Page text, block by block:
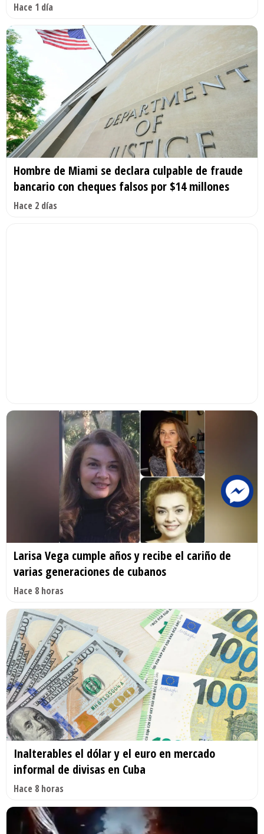
Hace 1 día
Hombre de Miami se declara culpable de fraude
bancario con cheques falsos por $14 millones
Hace 2 días
Larisa Vega cumple años y recibe el cariño de
varias generaciones de cubanos
Hace 8 horas
Inalterables el dólar y el euro en mercado
informal de divisas en Cuba
Hace 8 horas